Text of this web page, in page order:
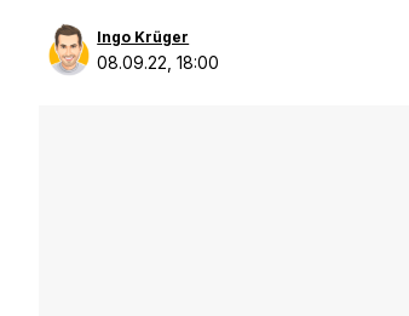
08.09.22, 18:00
Ingo Krüger